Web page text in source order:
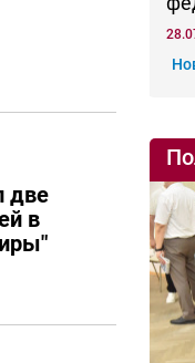
две
в